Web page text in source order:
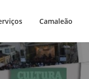
Camaleão